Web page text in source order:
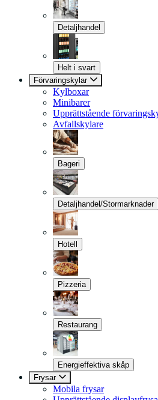
Detaljhandel
Helt i svart
Förvaringskylar
Kylboxar
Minibarer
Upprättstående
Avfallskylare
Bageri
Detaljhandel/Stormarknader
Hotell
Pizzeria
Restaurang
Energieffektiva skåp
Frysar
Mobila frysar